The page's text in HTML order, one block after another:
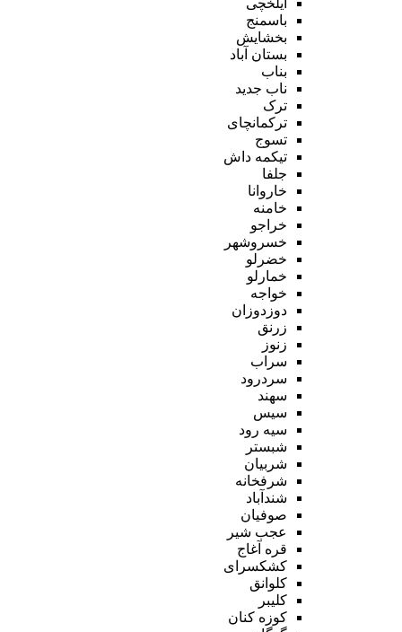
باسمنج
بخشایش
بستان آباد
بناب
ناب جدید
ترک
ترکمانچای
تسوج
تیکمه داش
جلفا
خاروانا
خامنه
خراجو
خسروشهر
خضرلو
خمارلو
خواجه
دوزدوزان
زرنق
زنوز
سراب
سردرود
سهند
سیس
سیه رود
شبستر
شربیان
شرفخانه
شندآباد
صوفیان
عجب شیر
قره آغاج
کشکسرای
کلوانق
کلیبر
کوزه کنان